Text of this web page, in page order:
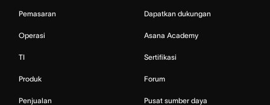
Pemasaran
Operasi
TI
Produk
Penjualan
Dapatkan dukungan
Asana Academy
Sertifikasi
Forum
Pusat sumber daya